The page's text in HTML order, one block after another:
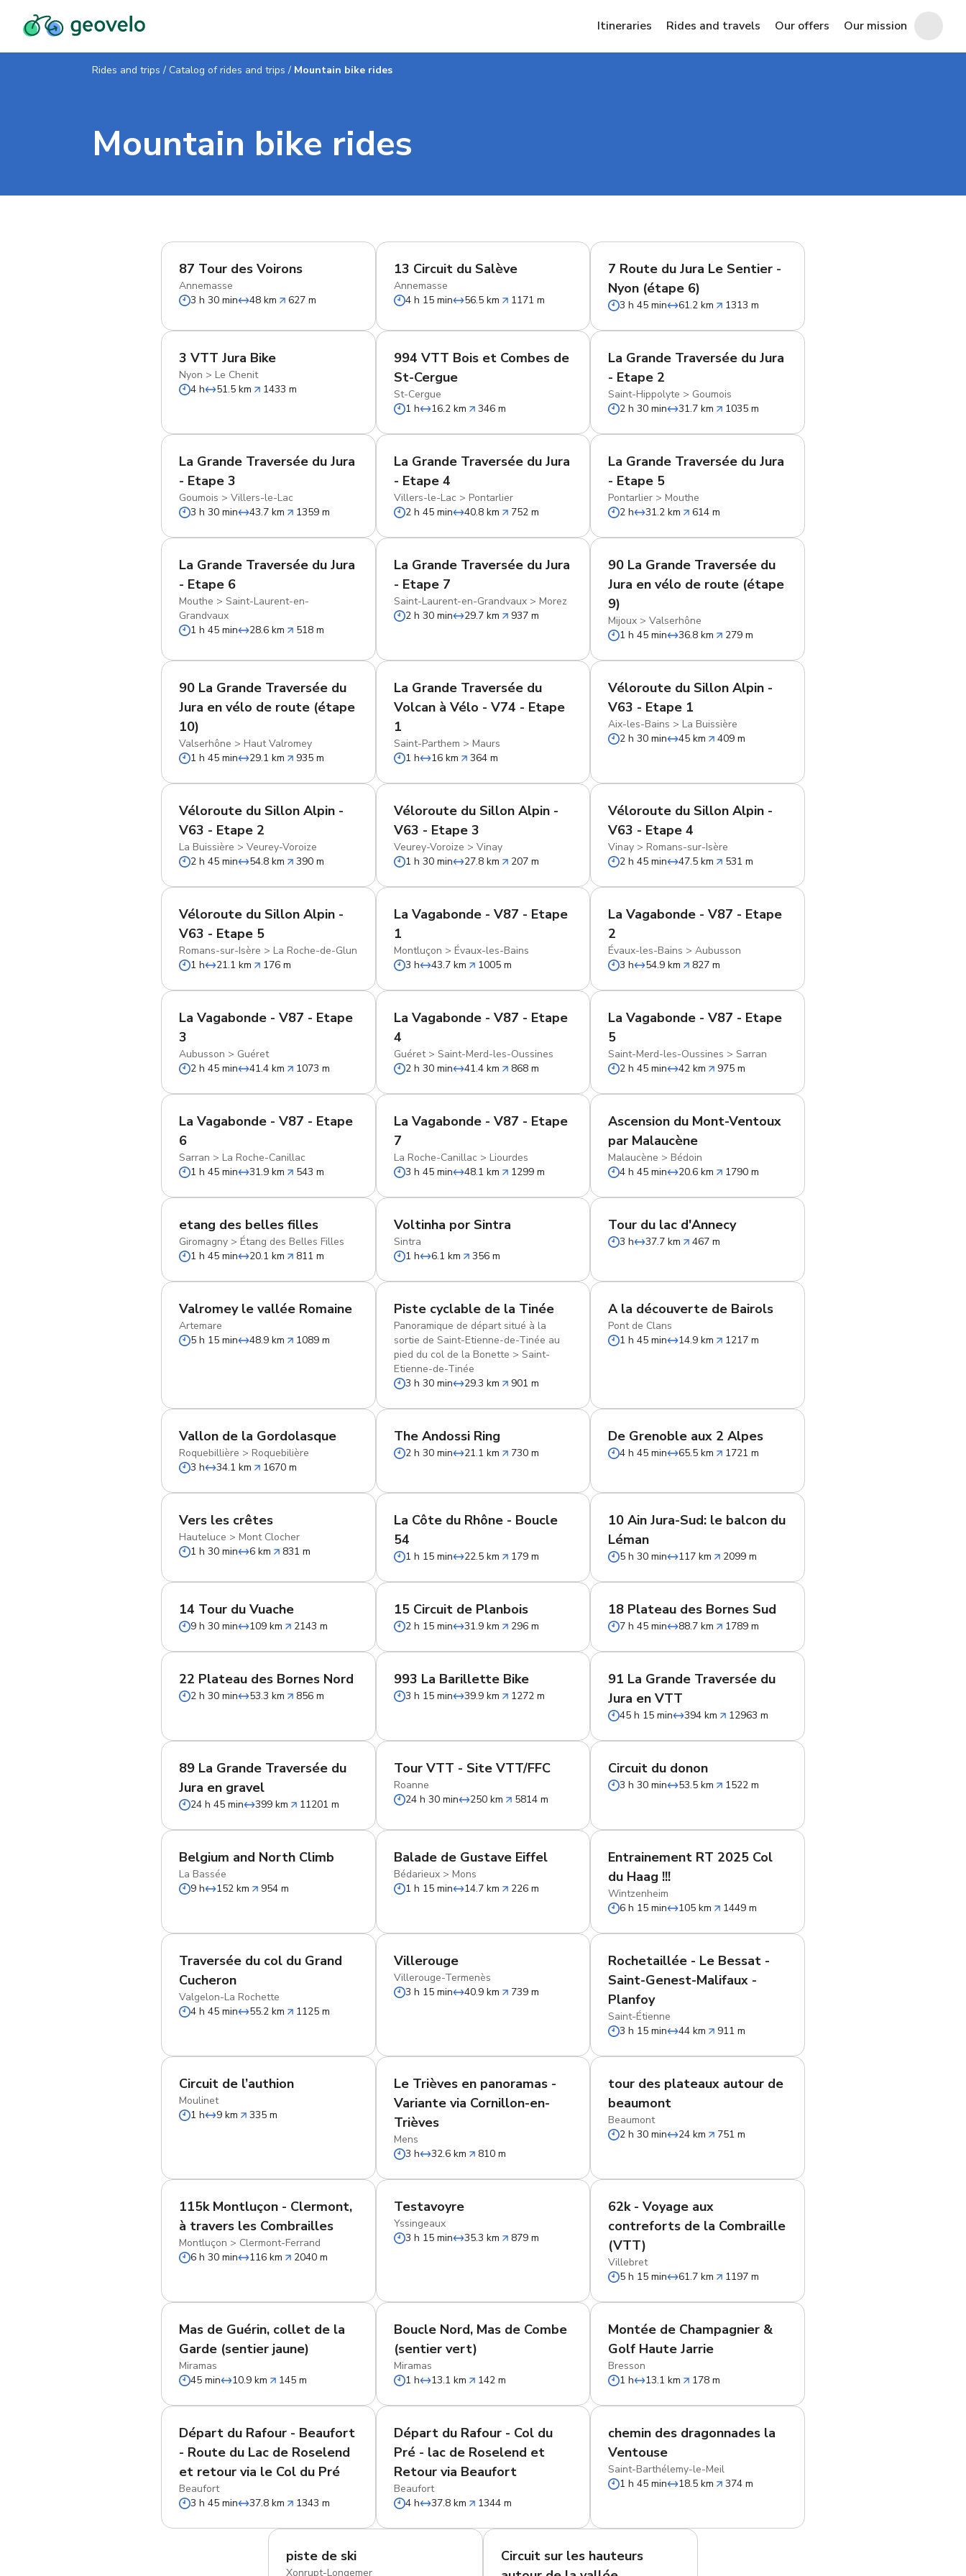
Itineraries Rides and travels Our offers Our mission
Rides and trips / Catalog of rides and trips / Mountain bike rides
Mountain bike rides
87 Tour des Voirons
Annemasse
3 h 30 min
48 km 627 m
13 Circuit du Salève
Annemasse
4 h 15 min
56.5 km 1171 m
7 Route du Jura Le Sentier -
Nyon (étape 6)
3 h 45 min 61.2 km 1313 m
3 VTT Jura Bike
Nyon >Le Chenit
4 h
51.5 km 1433 m
994 VTT Bois et Combes de
St-Cergue
St-Cergue
1 h
16.2 km 346 m
La Grande Traversée du Jura
- Etape 2
Saint-Hippolyte > Goumois
2 h 30 min
31.7 km 1035 m
La Grande Traversée du Jura
- Etape 3
Goumois >Villers-le-Lac
3 h 30 min
43.7 km 1359 m
La Grande Traversée du Jura
- Etape 4
Villers-le-Lac > Pontarlier
2 h 45 min
40.8 km 752 m
La Grande Traversée du Jura
- Etape 5
Pontarlier >Mouthe
2 h
31.2 km 614 m
La Grande Traversée du Jura
- Etape 6
Mouthe >Saint-Laurent-en-
Grandvaux
1 h 45 min
28.6 km 518 m
La Grande Traversée du Jura
- Etape 7
Saint-Laurent-en-Grandvaux> Morez
2 h 30 min
29.7 km 937 m
90 La Grande Traversée du
Jura en vélo de route (étape
9)
Mijoux >Valserhône
1 h 45 min
36.8 km 279 m
90 La Grande Traversée du
Jura en vélo de route (étape
10)
Valserhône >Haut Valromey
1 h 45 min
29.1 km 935 m
La Grande Traversée du
Volcan à Vélo - V74 - Etape
1
Saint-Parthem > Maurs
1 h
16 km 364 m
Véloroute du Sillon Alpin -
V63 - Etape 1
Aix-les-Bains >La Buissière
2 h 30 min
45 km 409 m
Véloroute du Sillon Alpin -
V63 - Etape 2
La Buissière >Veurey-Voroize
2 h 45 min
54.8 km 390 m
Véloroute du Sillon Alpin -
V63 - Etape 3
Veurey-Voroize > Vinay
1 h 30 min
27.8 km 207 m
Véloroute du Sillon Alpin -
V63 - Etape 4
Vinay >Romans-sur-Isère
2 h 45 min
47.5 km 531 m
Véloroute du Sillon Alpin -
V63 - Etape 5
Romans-sur-Isère >La Roche-de-Glun
1 h
21.1 km 176 m
La Vagabonde - V87 - Etape
1
Montluçon > Évaux-les-Bains
3 h
43.7 km 1005 m
La Vagabonde - V87 - Etape
2
Évaux-les-Bains >Aubusson
3 h
54.9 km 827 m
La Vagabonde - V87 - Etape
3
Aubusson > Guéret
2 h 45 min
41.4 km 1073 m
La Vagabonde - V87 - Etape
4
Guéret> Saint-Merd-les-Oussines
2 h 30 min
41.4 km 868 m
La Vagabonde - V87 - Etape
5
Saint-Merd-les-Oussines >Sarran
2 h 45 min
42 km 975 m
La Vagabonde - V87 - Etape
6
Sarran >La Roche-Canillac
1 h 45 min
31.9 km 543 m
La Vagabonde - V87 - Etape
7
La Roche-Canillac > Liourdes
3 h 45 min
48.1 km 1299 m
Ascension du Mont-Ventoux
par Malaucène
Malaucène >Bédoin
4 h 45 min
20.6 km 1790 m
etang des belles filles
Giromagny >Étang des Belles Filles
1 h 45 min
20.1 km 811 m
Voltinha por Sintra
Sintra
1 h
6.1 km 356 m
Tour du lac d'Annecy
3 h 37.7 km 467 m
Valromey le vallée Romaine
Artemare
5 h 15 min
48.9 km 1089 m
Piste cyclable de la Tinée
Panoramique de départ situé à la
sortie de Saint-Etienne-de-Tinée au
pied du col de la Bonette > Saint-
Etienne-de-Tinée
3 h 30 min
29.3 km 901 m
A la découverte de Bairols
Pont de Clans
1 h 45 min
14.9 km 1217 m
Vallon de la Gordolasque
Roquebillière >Roquebilière
3 h
34.1 km 1670 m
The Andossi Ring
2 h 30 min 21.1 km 730 m
De Grenoble aux 2 Alpes
4 h 45 min 65.5 km 1721 m
Vers les crêtes
Hauteluce >Mont Clocher
1 h 30 min
6 km 831 m
La Côte du Rhône - Boucle
54
1 h 15 min 22.5 km 179 m
10 Ain Jura-Sud: le balcon du
Léman
5 h 30 min 117 km 2099 m
14 Tour du Vuache
9 h 30 min 109 km 2143 m
15 Circuit de Planbois
2 h 15 min 31.9 km 296 m
18 Plateau des Bornes Sud
7 h 45 min 88.7 km 1789 m
22 Plateau des Bornes Nord
2 h 30 min 53.3 km 856 m
993 La Barillette Bike
3 h 15 min 39.9 km 1272 m
91 La Grande Traversée du
Jura en VTT
45 h 15 min 394 km 12963 m
89 La Grande Traversée du
Jura en gravel
24 h 45 min 399 km 11201 m
Tour VTT - Site VTT/FFC
Roanne
24 h 30 min
250 km 5814 m
Circuit du donon
3 h 30 min 53.5 km 1522 m
Belgium and North Climb
La Bassée
9 h
152 km 954 m
Balade de Gustave Eiffel
Bédarieux> Mons
1 h 15 min
14.7 km 226 m
Entrainement RT 2025 Col
du Haag !!!
Wintzenheim
6 h 15 min
105 km 1449 m
Traversée du col du Grand
Cucheron
Valgelon-La Rochette
4 h 45 min
55.2 km 1125 m
Villerouge
Villerouge-Termenès
3 h 15 min
40.9 km 739 m
Rochetaillée - Le Bessat -
Saint-Genest-Malifaux -
Planfoy
Saint-Étienne
3 h 15 min
44 km 911 m
Circuit de l’authion
Moulinet
1 h
9 km 335 m
Le Trièves en panoramas -
Variante via Cornillon-en-
Trièves
Mens
3 h
32.6 km 810 m
tour des plateaux autour de
beaumont
Beaumont
2 h 30 min
24 km 751 m
115k Montluçon - Clermont,
à travers les Combrailles
Montluçon > Clermont-Ferrand
6 h 30 min
116 km 2040 m
Testavoyre
Yssingeaux
3 h 15 min
35.3 km 879 m
62k - Voyage aux
contreforts de la Combraille
(VTT)
Villebret
5 h 15 min
61.7 km 1197 m
Mas de Guérin, collet de la
Garde (sentier jaune)
Miramas
45 min
10.9 km 145 m
Boucle Nord, Mas de Combe
(sentier vert)
Miramas
1 h
13.1 km 142 m
Montée de Champagnier &
Golf Haute Jarrie
Bresson
1 h
13.1 km 178 m
Départ du Rafour - Beaufort
- Route du Lac de Roselend
et retour via le Col du Pré
Beaufort
3 h 45 min
37.8 km 1343 m
Départ du Rafour - Col du
Pré - lac de Roselend et
Retour via Beaufort
Beaufort
4 h
37.8 km 1344 m
chemin des dragonnades la
Ventouse
Saint-Barthélemy-le-Meil
1 h 45 min
18.5 km 374 m
piste de ski
Xonrupt-Longemer
Circuit sur les hauteurs